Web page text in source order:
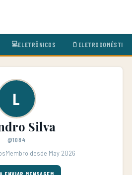
💻ELETRÔNICOS 🫙
L
Silva
@1084
Membro desde May 2026